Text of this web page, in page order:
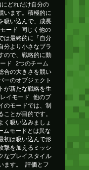
どれだけ自分の
います。積極的に
吸い込んで、成長
ード 同じく他の
は最終的に「自分
分より小さなブラ
ので、戦略的に動
ド 2つのチーム
合の大きさを競い
ーのオブジェクト
が新たな戦略を生
イモード 他のプ
のモードでは、制
とが目的です。
く吸い込みましょ
モードとは異な
初は吸い込んで形
撃を加えるミッシ
なプレイスタイル
ます。 評価とフ